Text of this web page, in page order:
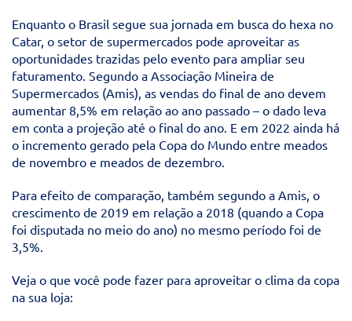
Enquanto o Brasil segue sua jornada em busca do hexa no
Catar, o setor de supermercados pode aproveitar as
oportunidades trazidas pelo evento para ampliar seu
faturamento. Segundo a Associação Mineira de
Supermercados (Amis), as vendas do final de ano devem
aumentar 8,5% em relação ao ano passado – o dado leva
em conta a projeção até o final do ano. E em 2022 ainda há
o incremento gerado pela Copa do Mundo entre meados
de novembro e meados de dezembro.
Para efeito de comparação, também segundo a Amis, o
crescimento de 2019 em relação a 2018 (quando a Copa
foi disputada no meio do ano) no mesmo período foi de
3,5%.
Veja o que você pode fazer para aproveitar o clima da copa
na sua loja: